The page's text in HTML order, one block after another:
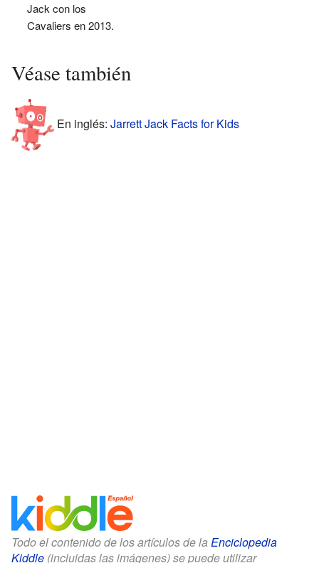
Jack con los
Cavaliers en 2013.
Véase también
En inglés: Jarrett Jack Facts for Kids
Todo el contenido de los artículos de la Enciclopedia
Kiddle (incluidas las imágenes) se puede utilizar